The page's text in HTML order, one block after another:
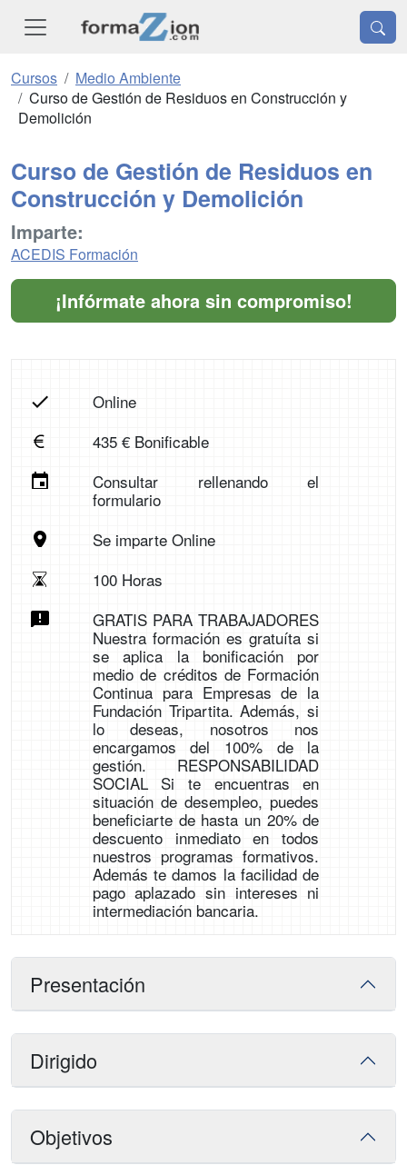
Cursos
Medio Ambiente
Curso de Gestión de Residuos en Construcción y
Demolición
Curso de Gestión de Residuos en
Construcción y Demolición
Imparte:
ACEDIS Formación
¡Infórmate ahora sin compromiso!
Online
435 € Bonificable
Consultar rellenando el
formulario
Se imparte Online
100 Horas
GRATIS PARA TRABAJADORES
Nuestra formación es gratuíta si
se aplica la bonificación por
medio de créditos de Formación
Continua para Empresas de la
Fundación Tripartita. Además, si
lo deseas, nosotros nos
encargamos del 100% de la
gestión. RESPONSABILIDAD
SOCIAL Si te encuentras en
situación de desempleo, puedes
beneficiarte de hasta un 20% de
descuento inmediato en todos
nuestros programas formativos.
Además te damos la facilidad de
pago aplazado sin intereses ni
intermediación bancaria.
Presentación
Dirigido
Objetivos